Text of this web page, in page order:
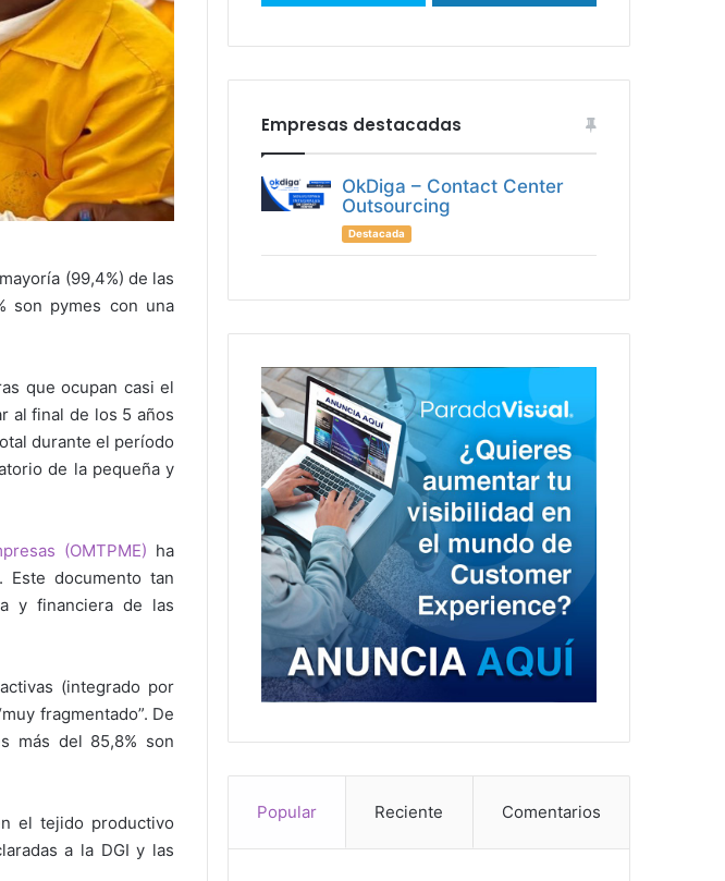
(99,4%) de las
son pymes con una
que ocupan casi el
al final de los 5 años
durante el período
de la pequeña y
(OMTPME) ha
Este documento tan
y financiera de las
(integrado por
fragmentado”. De
más del 85,8% son
el tejido productivo
a la DGI y las
Empresas destacadas
OkDiga – Contact Center
Outsourcing
Destacada
Popular Reciente Comentarios